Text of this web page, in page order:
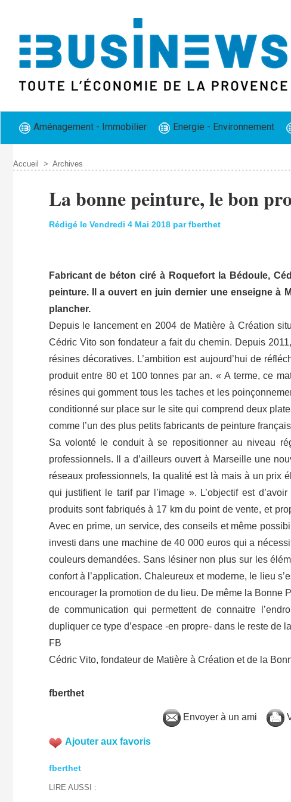
Aménagement - Immobilier Energie - Environnement
Accueil > Archives
La bonne peinture, le bon
Rédigé le Vendredi 4 Mai 2018 par fberthet
Fabricant de béton ciré à Roquefort la Bédoule,
peinture. Il a ouvert en juin dernier une enseigne à
plancher.
Depuis le lancement en 2004 de Matière à Création
Cédric Vito son fondateur a fait du chemin. Depuis
résines décoratives. L’ambition est aujourd’hui de
produit entre 80 et 100 tonnes par an. « A terme, ce
résines qui gomment tous les taches et les
conditionné sur place sur le site qui comprend deux
comme l’un des plus petits fabricants de peinture
Sa volonté le conduit à se repositionner au niveau
professionnels. Il a d’ailleurs ouvert à Marseille une
réseaux professionnels, la qualité est là mais à un prix
qui justifient le tarif par l’image ». L’objectif est
produits sont fabriqués à 17 km du point de vente, et
Avec en prime, un service, des conseils et même
investi dans une machine de 40 000 euros qui a
couleurs demandées. Sans lésiner non plus sur les
confort à l’application. Chaleureux et moderne, le lieu
encourager la promotion de du lieu. De même la
de communication qui permettent de connaitre
dupliquer ce type d’espace -en propre- dans le reste de
FB
Cédric Vito, fondateur de Matière à Création et de la
fberthet
Envoyer à un ami
Ajouter aux favoris
fberthet
LIRE AUSSI :